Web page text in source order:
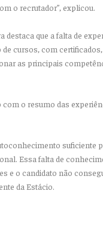
o recrutador”, explicou.
que a falta de
cursos, com
as principais
o resumo das
suficiente
Essa falta de
e o candidato não
da Estácio.